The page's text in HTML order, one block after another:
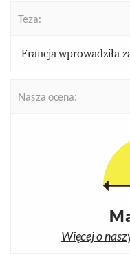
Teza:
Francja wprowadziła
Nasza ocena:
Więcej o